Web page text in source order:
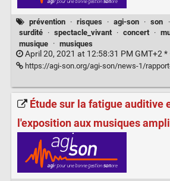
prévention · risques · agi-son · son ·
surdité
· spectacle_vivant · concert ·
musique
· musiques
April 20, 2021 at 12:58:31 PM GMT+2 *
https://agi-son.org/agi-son/news-1/
Étude sur la fatigue auditive
l'exposition aux musiques